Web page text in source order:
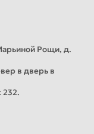
Рощи, д.
в дверь в
232.